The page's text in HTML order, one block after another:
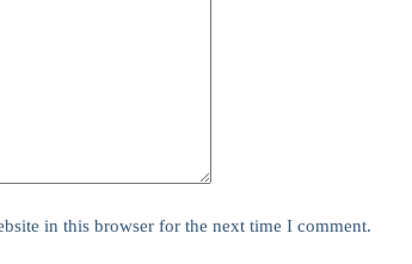
in this browser for the next time I comment.